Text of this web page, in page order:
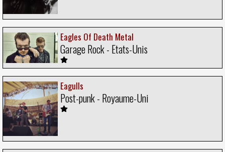
Eagles Of Death Metal
Garage Rock - Etats-Unis
Eagulls
Post-punk - Royaume-Uni